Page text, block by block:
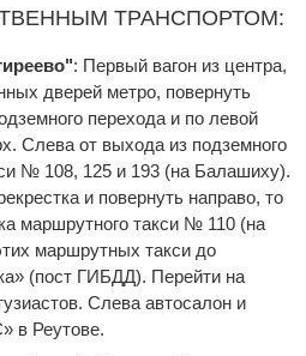
ТРАНСПОРТОМ:
: Первый вагон из центра,
дверей метро, повернуть
перехода и по левой
Слева от выхода из подземного
№ 108, 125 и 193 (на Балашиху).
и повернуть направо, то
маршрутного такси № 110 (на
маршрутных такси до
(пост ГИБДД). Перейти на
Слева автосалон и
в Реутове.